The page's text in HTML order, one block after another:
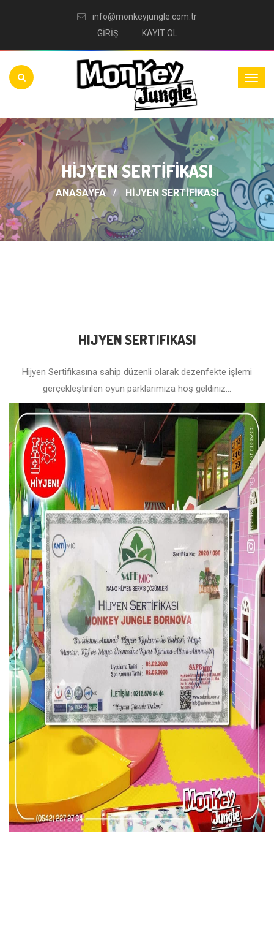
info@monkeyjungle.com.tr
GİRİŞ
KAYIT OL
HİJYEN SERTİFİKASI
ANASAYFA HİJYEN SERTİFİKASI
HIJYEN SERTIFIKASI
Hijyen Sertifikasına sahip düzenli olarak dezenfekte işlemi
gerçekleştirilen oyun parklarımıza hoş geldiniz...